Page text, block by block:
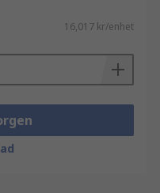
16,017 kr/enhet